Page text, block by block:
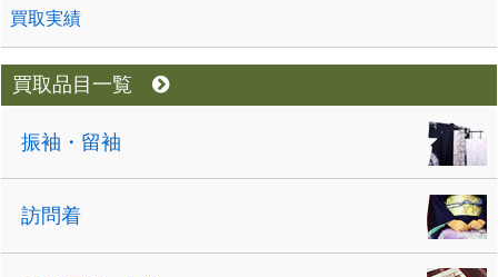
買取実績
買取品目一覧
振袖・留袖
訪問着